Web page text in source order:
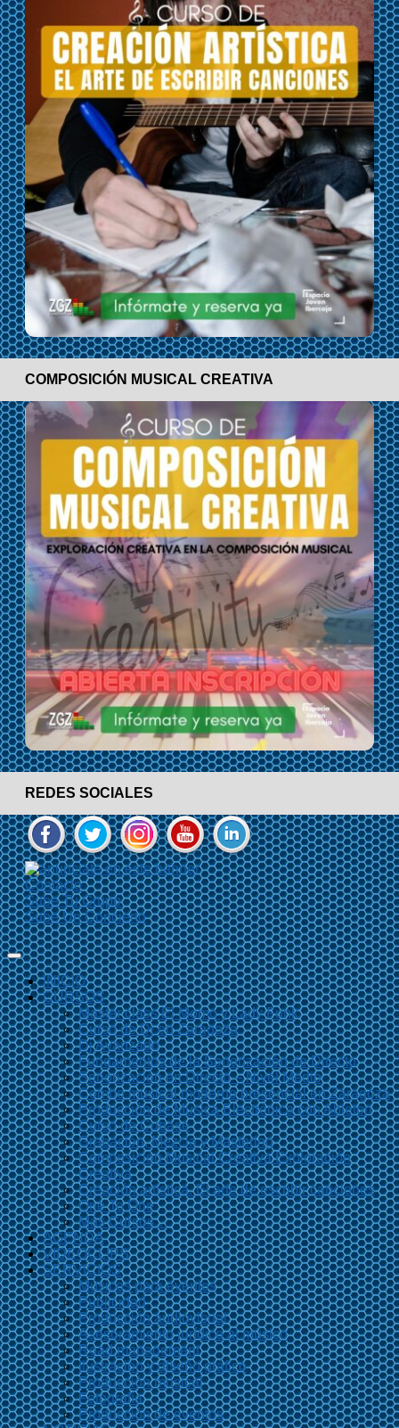
COMPOSICIÓN MUSICAL CREATIVA
REDES SOCIALES
Contacto
Sube Tu Grupo
Sube Un Concierto
INICIO
CURSOS
Master class El Momo y Lady Funk
Curso de Dj en Zaragoza
Dj Avanzado
Fundamentos de la Sonorización de Directo
Sonorización en Directo – Nivel Medio
Combo musical moderno presencial en Zaragoza
Producción de Música Electrónica con Ableton
Curso de Cubase
Grabación, Mezcla y Mastering
Composición Musical Creativa Exploración
Creativa
Creación artística. El arte de escribir canciones
One To One
Más Cursos…
AGENDA
VIDEOCLIPS
SERVICIOS
Músicos para eventos
Publicidad
Producción audiovisual
Asesoramiento jurídico al músico
Road management
Ilustración y diseño gráfico
Producción musical
Fotografía
Producción de eventos